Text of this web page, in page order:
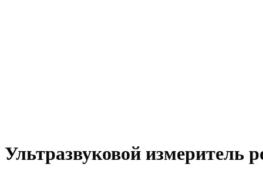
Ультразвуковой измеритель